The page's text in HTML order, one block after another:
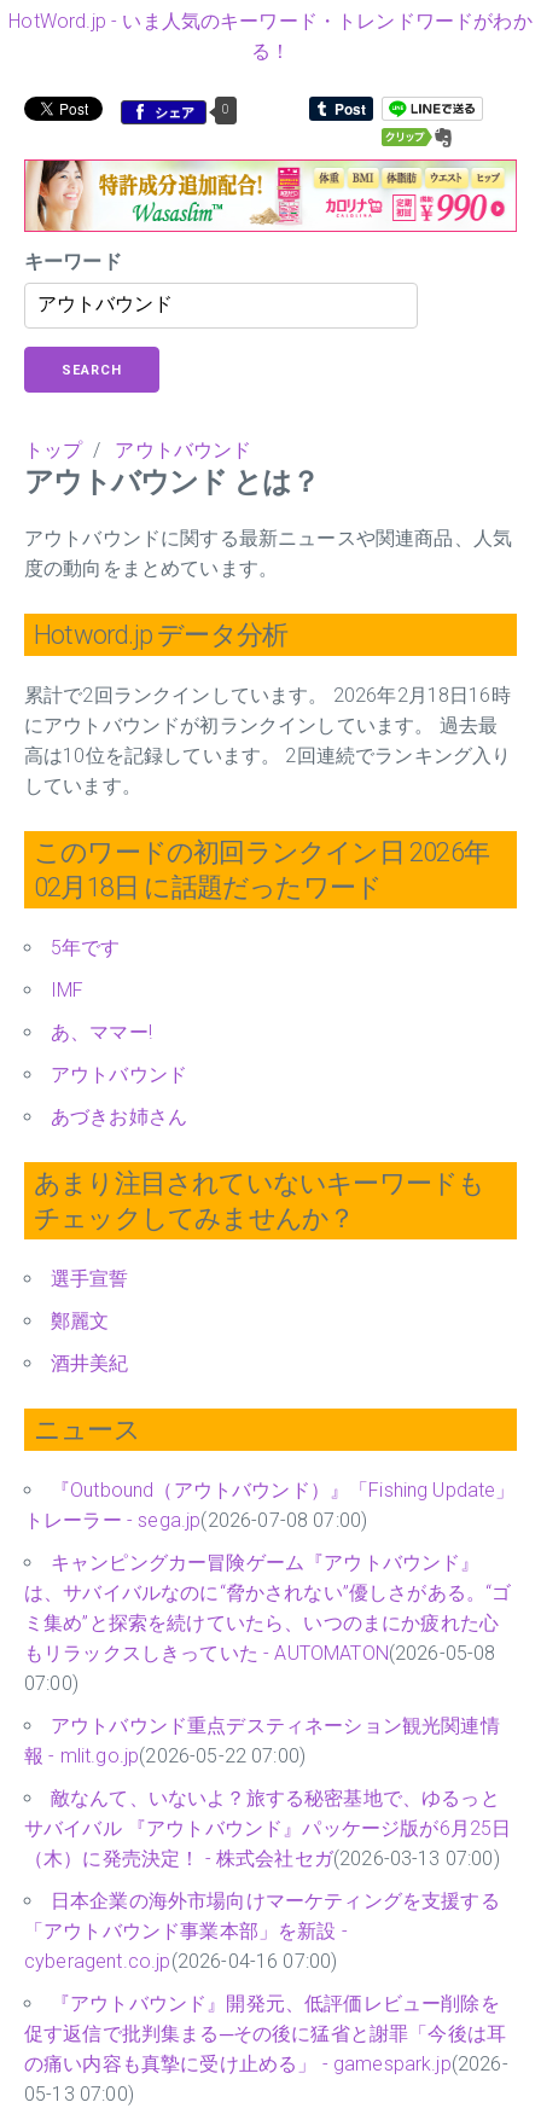
HotWord.jp - いま人気のキーワード・トレンドワードがわか
る！
シェア 0
キーワード
SEARCH
トップ/ アウトバウンド
アウトバウンド とは？
アウトバウンドに関する最新ニュースや関連商品、人気
度の動向をまとめています。
Hotword.jp データ分析
累計で2回ランクインしています。 2026年2月18日16時
にアウトバウンドが初ランクインしています。 過去最
高は10位を記録しています。 2回連続でランキング入り
しています。
このワードの初回ランクイン日 2026年
02月18日 に話題だったワード
5年です
IMF
あ、ママー!
アウトバウンド
あづきお姉さん
あまり注目されていないキーワードも
チェックしてみませんか？
選手宣誓
鄭麗文
酒井美紀
ニュース
『Outbound（アウトバウンド）』「Fishing Update」
トレーラー - sega.jp(2026-07-08 07:00)
キャンピングカー冒険ゲーム『アウトバウンド』
は、サバイバルなのに“脅かされない”優しさがある。“ゴ
ミ集め”と探索を続けていたら、いつのまにか疲れた心
もリラックスしきっていた - AUTOMATON(2026-05-08
07:00)
アウトバウンド重点デスティネーション観光関連情
報 - mlit.go.jp(2026-05-22 07:00)
敵なんて、いないよ？旅する秘密基地で、ゆるっと
サバイバル 『アウトバウンド』パッケージ版が6月25日
（木）に発売決定！ - 株式会社セガ(2026-03-13 07:00)
日本企業の海外市場向けマーケティングを支援する
「アウトバウンド事業本部」を新設 -
cyberagent.co.jp(2026-04-16 07:00)
『アウトバウンド』開発元、低評価レビュー削除を
促す返信で批判集まる─その後に猛省と謝罪「今後は耳
の痛い内容も真摯に受け止める」 - gamespark.jp(2026-
05-13 07:00)